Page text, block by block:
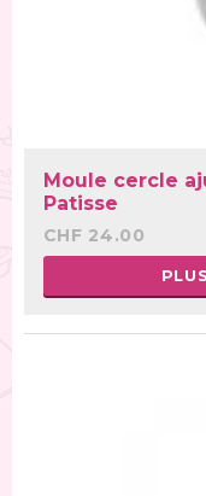
Moule cercle
Patisse
CHF 24.00